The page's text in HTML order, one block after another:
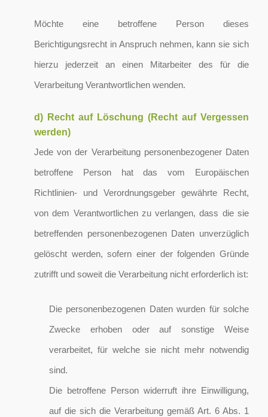
Möchte eine betroffene Person dieses
Berichtigungsrecht in Anspruch nehmen, kann sie sich
hierzu jederzeit an einen Mitarbeiter des für die
Verarbeitung Verantwortlichen wenden.
d) Recht auf Löschung (Recht auf Vergessen
werden)
Jede von der Verarbeitung personenbezogener Daten
betroffene Person hat das vom Europäischen
Richtlinien- und Verordnungsgeber gewährte Recht,
von dem Verantwortlichen zu verlangen, dass die sie
betreffenden personenbezogenen Daten unverzüglich
gelöscht werden, sofern einer der folgenden Gründe
zutrifft und soweit die Verarbeitung nicht erforderlich ist:
Die personenbezogenen Daten wurden für solche
Zwecke erhoben oder auf sonstige Weise
verarbeitet, für welche sie nicht mehr notwendig
sind.
Die betroffene Person widerruft ihre Einwilligung,
auf die sich die Verarbeitung gemäß Art. 6 Abs. 1